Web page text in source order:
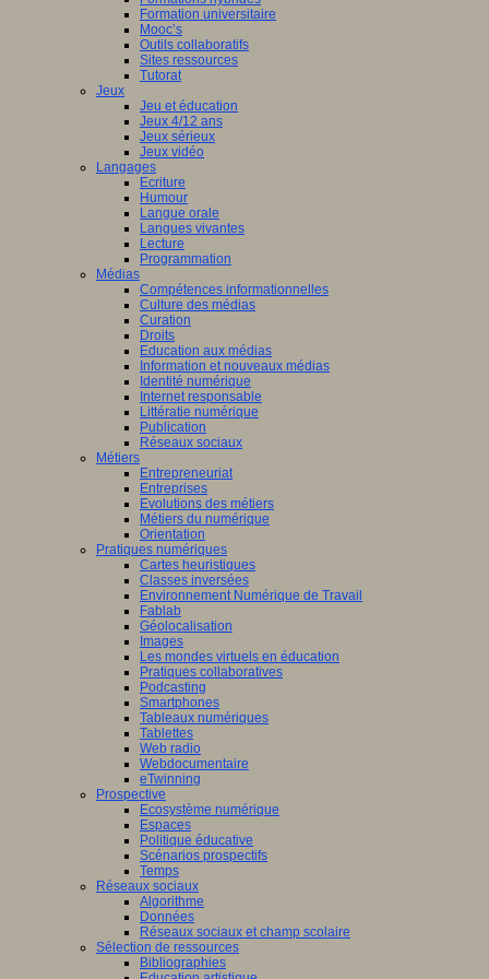
Formation universitaire
Mooc’s
Outils collaboratifs
Sites ressources
Tutorat
Jeux
Jeu et éducation
Jeux 4/12 ans
Jeux sérieux
Jeux vidéo
Langages
Ecriture
Humour
Langue orale
Langues vivantes
Lecture
Programmation
Médias
Compétences informationnelles
Culture des médias
Curation
Droits
Education aux médias
Information et nouveaux médias
Identité numérique
Internet responsable
Littératie numérique
Publication
Réseaux sociaux
Métiers
Entrepreneuriat
Entreprises
Evolutions des métiers
Métiers du numérique
Orientation
Pratiques numériques
Cartes heuristiques
Classes inversées
Environnement Numérique de Travail
Fablab
Géolocalisation
Images
Les mondes virtuels en éducation
Pratiques collaboratives
Podcasting
Smartphones
Tableaux numériques
Tablettes
Web radio
Webdocumentaire
eTwinning
Prospective
Ecosystème numérique
Espaces
Politique éducative
Scénarios prospectifs
Temps
Réseaux sociaux
Algorithme
Données
Réseaux sociaux et champ scolaire
Sélection de ressources
Bibliographies